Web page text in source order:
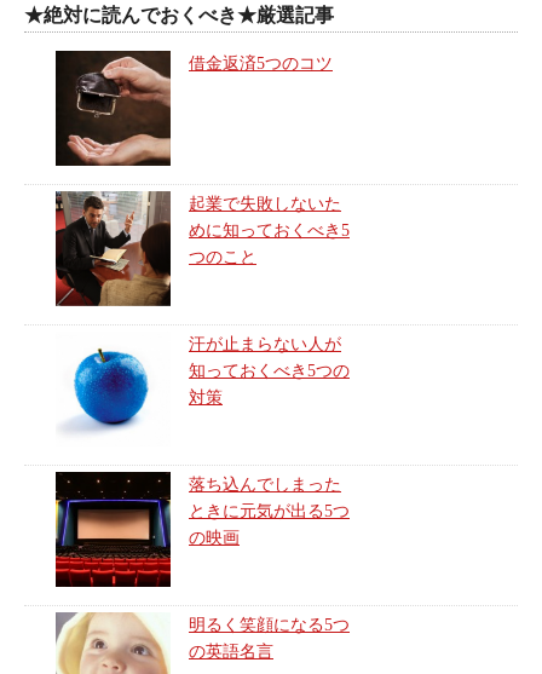
★絶対に読んでおくべき★厳選記事
借金返済5つのコツ
起業で失敗しないた
めに知っておくべき5
つのこと
汗が止まらない人が
知っておくべき5つの
対策
落ち込んでしまった
ときに元気が出る5つ
の映画
明るく笑顔になる5つ
の英語名言